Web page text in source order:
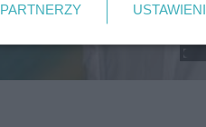
PARTNERZY